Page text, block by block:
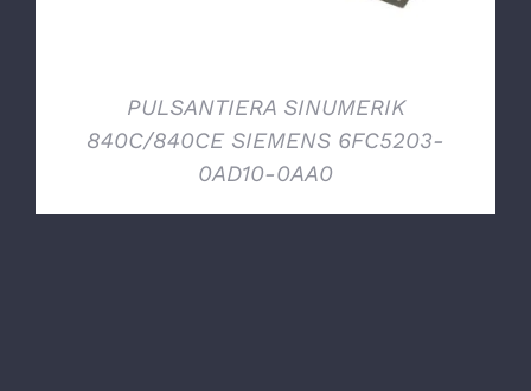
PULSANTIERA SINUMERIK
840C/840CE SIEMENS 6FC5203-
0AD10-0AA0